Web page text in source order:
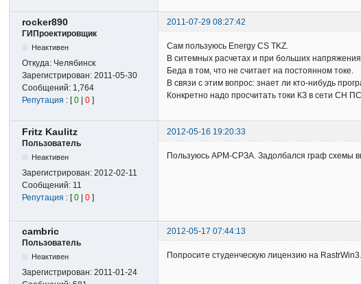
rocker890
2011-07-29 08:27:42
ГИПроектировщик
Неактивен
Откуда: Челябинск
Зарегистрирован:2011-05-30
Сообщений: 1,764
Репутация : [0 |0 ]
Сам пользуюсь Energy CS TKZ.
В ситемных расчетах и при больших
Беда в том, что не считает на постоянном токе.
В связи с этим вопрос: знает ли кто-нибудь
Конкретно надо просчитать токи КЗ в сети СН
Fritz Kaulitz
2012-05-16 19:20:33
Пользователь
Неактивен
Зарегистрирован:2012-02-11
Сообщений: 11
Репутация : [0 |0 ]
Пользуюсь АРМ-СРЗА. Задолбался граф схемы
cambric
2012-05-17 07:44:13
Пользователь
Неактивен
Зарегистрирован:2011-01-24
Попросите студенческую лицензию на